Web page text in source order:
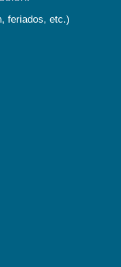
feriados, etc.)